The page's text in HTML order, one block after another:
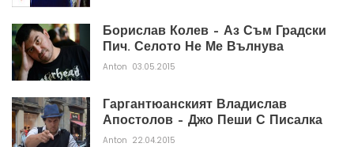
Борислав Колев – Аз Съм Градски
Пич. Селото Не Ме Вълнува
Anton 03.05.2015
Гаргантюанският Владислав
Апостолов – Джо Пеши С Писалка
Anton 22.04.2015